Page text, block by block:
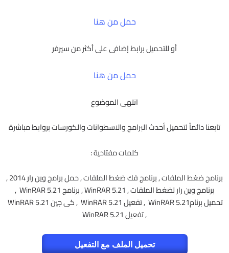
حمل من هنا
أو للتحميل برابط إضافى على أكثر من سيرفر
حمل من هنا
انتهى الموضوع
تابعنا دائماً لتحميل أحدث البرامج والاسطوانات والكورسات بروابط مباشرة
كلمات مفتاحية :
برنامج ضغط الملفات , برنامج فك ضغط الملفات , حمل برامج وين رار 2014 ,
برنامج وين رار لضغط الملفات , WinRAR 5.21 , برنامج WinRAR 5.21 ,
, تفعيل WinRAR 5.21
تحميل الملف مع التفعيل